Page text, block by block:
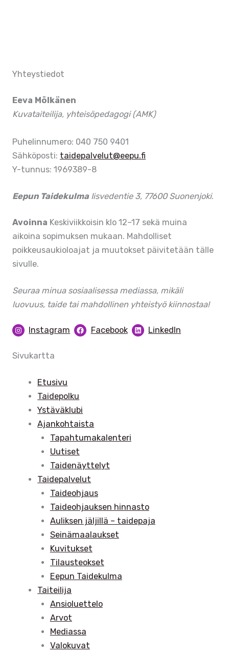
Yhteystiedot
Eeva Mölkänen
Kuvataiteilija, yhteisöpedagogi (AMK)
Puhelinnumero: 040 750 9401
Sähköposti: taidepalvelut@eepu.fi
Y-tunnus: 1969389-8
Eepun Taidekulma Iisvedentie 3, 77600 Suonenjoki.
Avoinna Keskiviikkoisin klo 12–17 sekä muina
aikoina sopimuksen mukaan. Mahdolliset
poikkeusaukioloajat ja muutokset päivitetään tälle
sivulle.
Seuraa minua sosiaalisessa mediassa, mikäli
luovuus, taide tai mahdollinen yhteistyö kiinnostaa!
Instagram Facebook LinkedIn
Sivukartta
Etusivu
Taidepolku
Ystäväklubi
Ajankohtaista
Tapahtumakalenteri
Uutiset
Taidenäyttelyt
Taidepalvelut
Taideohjaus
Taideohjauksen hinnasto
Auliksen jäljillä – taidepaja
Seinämaalaukset
Kuvitukset
Tilausteokset
Eepun Taidekulma
Taiteilija
Ansioluettelo
Arvot
Mediassa
Valokuvat